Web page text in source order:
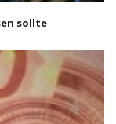
sollte